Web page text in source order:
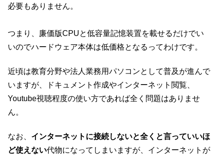
必要もありません。
つまり、廉価版CPUと低容量記憶装置を載せるだけでい
いのでハードウェア本体は低価格となるってわけです。
近頃は教育分野や法人業務用パソコンとして普及が進んで
いますが、ドキュメント作成やインターネット閲覧、
Youtube視聴程度の使い方であれば全く問題はありませ
ん。
なお、 インターネットに接続しないと全くと言っていいほ
ど使えない代物になってしまいますが、インターネットが